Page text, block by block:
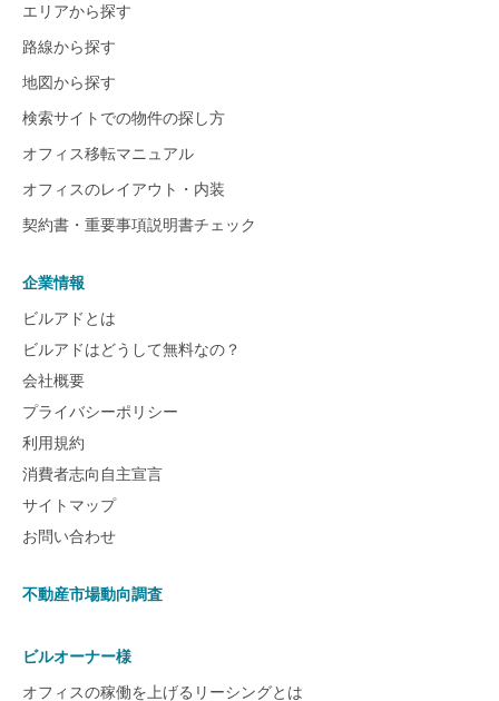
エリアから探す
路線から探す
地図から探す
検索サイトでの物件の探し方
オフィス移転マニュアル
オフィスのレイアウト・内装
契約書・重要事項説明書チェック
企業情報
ビルアドとは
ビルアドはどうして無料なの？
会社概要
プライバシーポリシー
利用規約
消費者志向自主宣言
サイトマップ
お問い合わせ
不動産市場動向調査
ビルオーナー様
オフィスの稼働を上げるリーシングとは